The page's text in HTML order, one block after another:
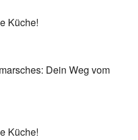
Küche!
Dein Weg vom
Küche!